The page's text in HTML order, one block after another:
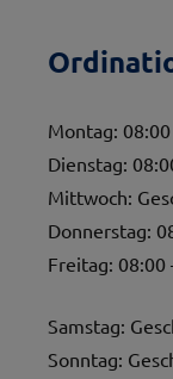
Montag:
Dienstag:
Mittwoch:
Donnerstag:
Freitag: 08:00
Samstag:
Sonntag: